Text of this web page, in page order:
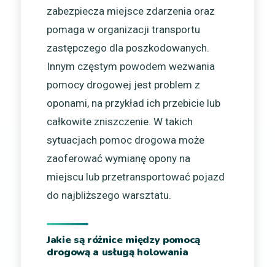
zabezpiecza miejsce zdarzenia oraz
pomaga w organizacji transportu
zastępczego dla poszkodowanych.
Innym częstym powodem wezwania
pomocy drogowej jest problem z
oponami, na przykład ich przebicie lub
całkowite zniszczenie. W takich
sytuacjach pomoc drogowa może
zaoferować wymianę opony na
miejscu lub przetransportować pojazd
do najbliższego warsztatu.
Jakie są różnice między pomocą
drogową a usługą holowania